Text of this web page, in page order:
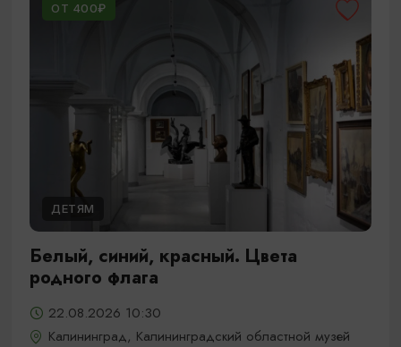
ОТ 400₽
ДЕТЯМ
Белый, синий, красный. Цвета
родного флага
22.08.2026 10:30
Калининград, Калининградский областной музей